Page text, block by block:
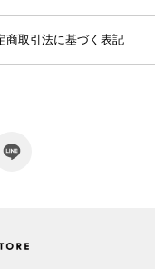
商取引法に基づく表記